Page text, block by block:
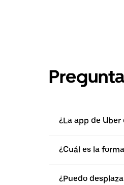
¿La app de
¿Cuál es la
¿Puedo